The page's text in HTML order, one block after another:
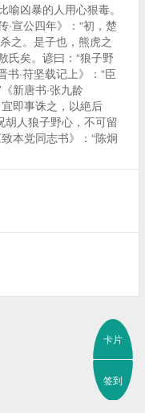
凶暴的人用心狠毒。
·宣公四年》：“初，楚
之。是子也，熊虎之
氏矣。谚曰：“狼子野
书·苻坚载记上》：“臣
新唐书·张九龄
即事诛之，以絶后
胡人狼子野心，不可留
本党同志书》：“陈炯
卡片
签到